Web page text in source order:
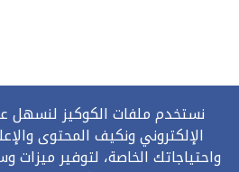
نستخدم ملفات الكوكيز لنسهل
الإلكتروني ونكيف المحتوى
واحتياجاتك الخاصة، لتوفير ميزات